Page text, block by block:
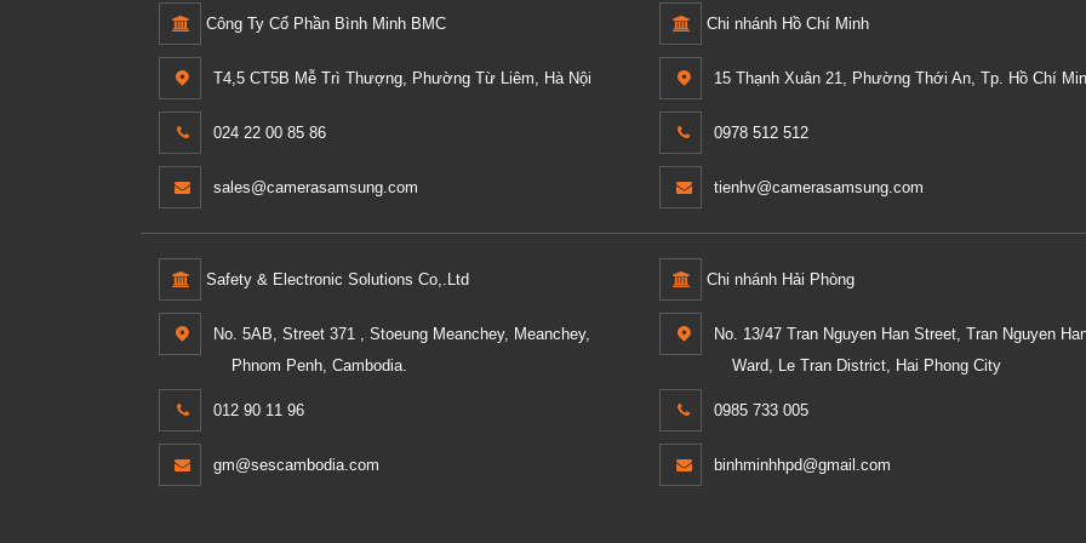
Công Ty Cổ Phần Bình Minh BMC
T4,5 CT5B Mễ Trì Thượng, Phường Từ Liêm, Hà Nội
024 22 00 85 86
sales@camerasamsung.com
Chi nhánh Hồ Chí Minh
15 Thạnh Xuân 21, Phường Thới An, Tp. Hồ Chí
0978 512 512
tienhv@camerasamsung.com
Safety & Electronic Solutions Co,.Ltd
No. 5AB, Street 371 , Stoeung Meanchey, Meanchey,
Phnom Penh, Cambodia.
012 90 11 96
gm@sescambodia.com
Chi nhánh Hải Phòng
No. 13/47 Tran Nguyen Han Street, Tran Nguyen
Ward, Le Tran District, Hai Phong City
0985 733 005
binhminhhpd@gmail.com